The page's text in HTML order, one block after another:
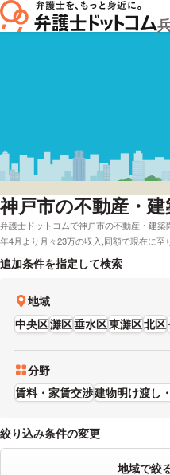
神戸市の不動産・
弁護士ドットコムで神戸市の不動産・建
年4月より月々23万の収入,同額で現在に
等はないのでしょうか?」といった疑問を
で電話相談を無料で対応してくれる弁護士
にも応じることができます。弁護士の中
産・近隣トラブルでお困りの方は能力や
追加条件を指定して検索
地域
中央区灘区垂水区東灘区北区
分野
賃料・家賃交渉建物明け渡し
絞り込み条件の変更
地域で絞